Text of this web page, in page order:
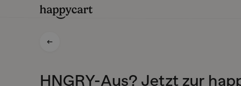
HNGRY-Aus? Jetzt zur